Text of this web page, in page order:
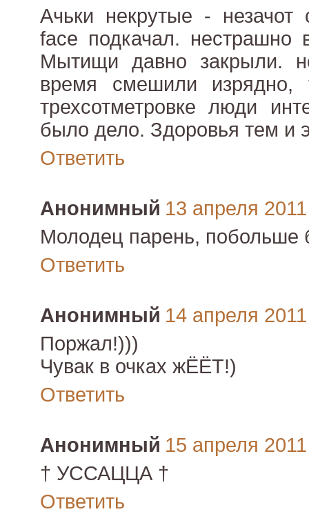
Ачьки некрутые - незачот
face подкачал.
Мытищи давно закрыли.
время смешили
трехсотметровке люди
было дело. Здоровья тем и
Ответить
Анонимный 13 апреля 2011
Молодец парень, побольше
Ответить
Анонимный 14 апреля 2011
Поржал!)))
Чувак в очках жЁЁТ!)
Ответить
Анонимный 15 апреля 2011
† УССАЦЦА †
Ответить